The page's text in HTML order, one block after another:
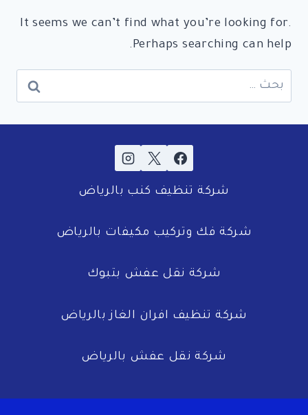
It seems we can’t find what you’re looking for.
Perhaps searching can help.
البحث
عن:
شركة تنظيف كنب بالرياض
شركة فك وتركيب مكيفات بالرياض
شركة نقل عفش بتبوك
شركة تنظيف افران الغاز بالرياض
شركة نقل عفش بالرياض